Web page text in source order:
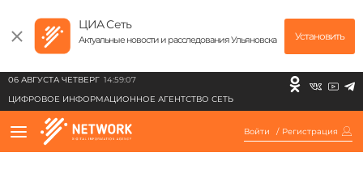
ЦИА Сеть
Актуальные новости и расследования Ульяновска Установить
06 АВГУСТА ЧЕТВЕРГ 14:59:07
ЦИФРОВОЕ ИНФОРМАЦИОННОЕ АГЕНТСТВО СЕТЬ
Войти / Регистрация